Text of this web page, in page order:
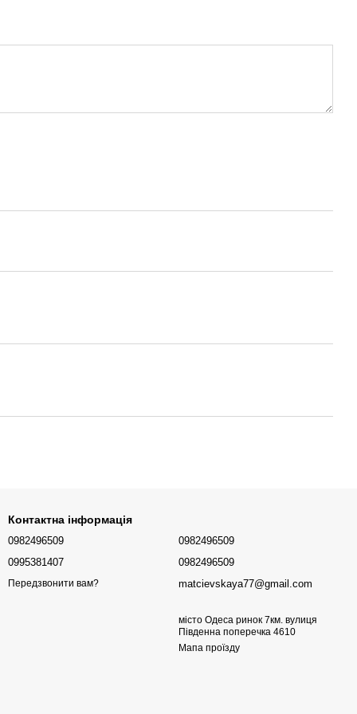
Контактна інформація
0982496509
0995381407
Передзвонити вам?
0982496509
0982496509
matcievskaya77@gmail.com
місто Одеса ринок 7км. вулиця
Південна поперечка 4610
Мапа проїзду